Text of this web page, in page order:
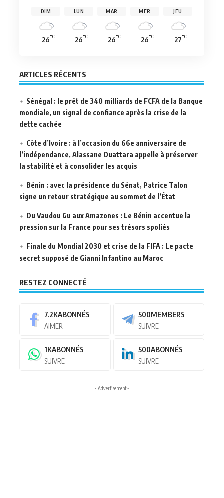
DIM
26°C
LUN
26°C
MAR
26°C
MER
26°C
JEU
27°C
ARTICLES RÉCENTS
Sénégal : le prêt de 340 milliards de FCFA de la Banque
mondiale, un signal de confiance après la crise de la
dette cachée
Côte d’Ivoire : à l’occasion du 66e anniversaire de
l’indépendance, Alassane Ouattara appelle à préserver
la stabilité et à consolider les acquis
Bénin : avec la présidence du Sénat, Patrice Talon
signe un retour stratégique au sommet de l’État
Du Vaudou Gu aux Amazones : Le Bénin accentue la
pression sur la France pour ses trésors spoliés
Finale du Mondial 2030 et crise de la FIFA : Le pacte
secret supposé de Gianni Infantino au Maroc
RESTEZ CONNECTÉ
7.2KABONNÉS
AIMER
500MEMBERS
SUIVRE
1KABONNÉS
SUIVRE
500ABONNÉS
SUIVRE
- Advertisement -